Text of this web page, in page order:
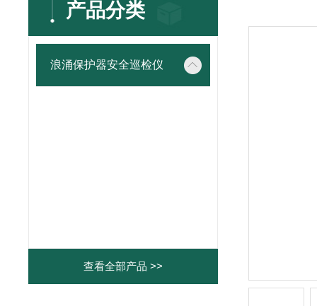
产品分类
浪涌保护器安全巡检仪
查看全部产品 >>